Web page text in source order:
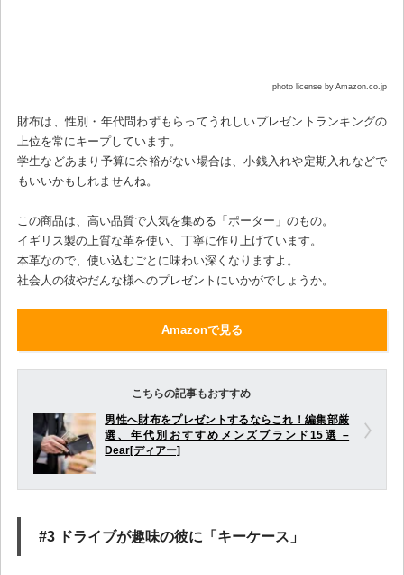
photo license by Amazon.co.jp
財布は、性別・年代問わずもらってうれしいプレゼントランキングの
上位を常にキープしています。
学生などあまり予算に余裕がない場合は、小銭入れや定期入れなどで
もいいかもしれませんね。
この商品は、高い品質で人気を集める「ポーター」のもの。
イギリス製の上質な革を使い、丁寧に作り上げています。
本革なので、使い込むごとに味わい深くなりますよ。
社会人の彼やだんな様へのプレゼントにいかがでしょうか。
Amazonで見る
こちらの記事もおすすめ
男性へ財布をプレゼントするならこれ！編集部厳
選、年代別おすすめメンズブランド15選 –
Dear[ディアー]
#3 ドライブが趣味の彼に「キーケース」